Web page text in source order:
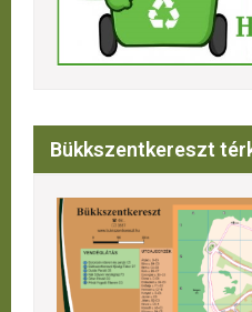
Bükkszentkereszt